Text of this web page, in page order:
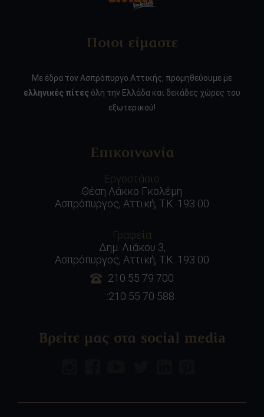
Ποιοι είμαστε
Με έδρα τον Ασπρόπυργο Αττικής, προμηθεύουμε με
ελληνικές πίτες όλη την Ελλάδα και δεκάδες χώρες του
εξωτερικού!
Επικοινωνία
Εργοστάσιο
Θέση Λάκκο Γκολέμη
Ασπρόπυργος, Αττική, Τ.Κ. 193 00
Γραφεία
Δημ. Λιάκου 3,
Ασπρόπυργος, Αττική, Τ.Κ. 193 00
:210 55 79 700
:210 55 70 588
Βρείτε μας στα social media